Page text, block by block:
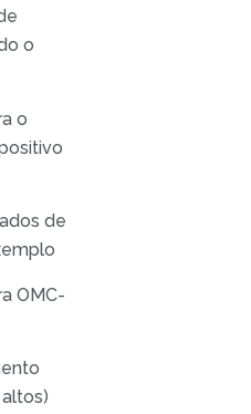
o
o
de
OMC-